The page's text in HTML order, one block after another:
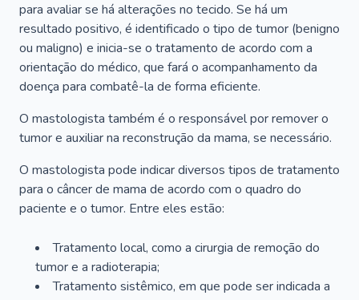
para avaliar se há alterações no tecido. Se há um
resultado positivo, é identificado o tipo de tumor (benigno
ou maligno) e inicia-se o tratamento de acordo com a
orientação do médico, que fará o acompanhamento da
doença para combatê-la de forma eficiente.
O mastologista também é o responsável por remover o
tumor e auxiliar na reconstrução da mama, se necessário.
O mastologista pode indicar diversos tipos de tratamento
para o câncer de mama de acordo com o quadro do
paciente e o tumor. Entre eles estão:
Tratamento local, como a cirurgia de remoção do
tumor e a radioterapia;
Tratamento sistêmico, em que pode ser indicada a